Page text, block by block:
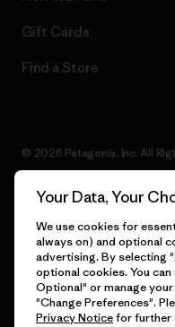
Gift Cards
Find a Store
© 2026 Patagonia, Inc. All
English
Your Data, Your
We use cookies for
always on) and optional
advertising. By selecting
optional cookies. You
Optional" or manage
"Change Preferences".
Privacy Noticefor further